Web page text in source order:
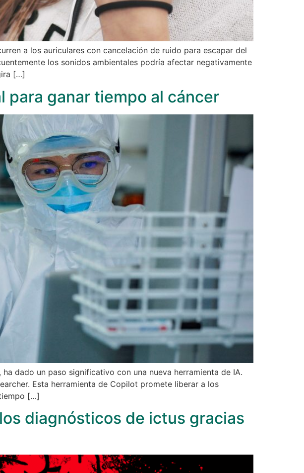
a los auriculares con cancelación de ruido para escapar del
los sonidos ambientales podría afectar negativamente
[…]
para ganar tiempo al cáncer
dado un paso significativo con una nueva herramienta de IA.
Esta herramienta de Copilot promete liberar a los
[…]
diagnósticos de ictus gracias